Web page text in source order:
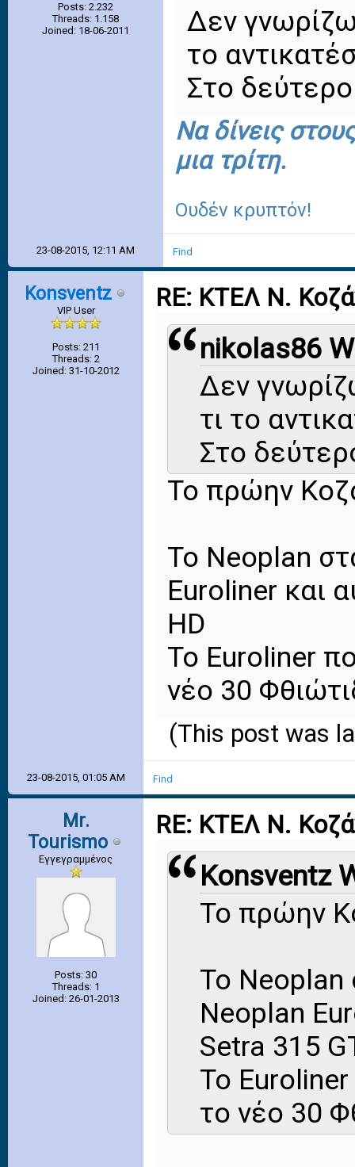
Posts: 2.232
Threads: 1.158
Joined: 18-06-2011
Δεν
το
Στο
Να δίνεις
μια τρίτη.
Ουδέν κρυπτόν!
23-08-2015, 12:11 AM Find
Konsventz
VIP User
Posts: 211
Threads: 2
Joined: 31-10-2012
RE: ΚΤΕΛ Ν.
nikolas86
Δεν
τι το
Στο
Το πρώην
Το Νeoplan
Euroliner και
HD
Το Euroliner
νέο 30
(This post was
23-08-2015, 01:05 AM Find
Mr.
Tourismo
Εγγεγραμμένος
Posts: 30
Threads: 1
Joined: 26-01-2013
RE: ΚΤΕΛ Ν.
Konsventz
Το πρώην
Το Νeoplan
Neoplan
Setra 315
Το
το νέο 30